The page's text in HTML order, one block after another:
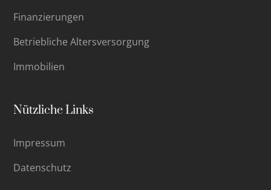
Finanzierungen
Betriebliche Altersversorgung
Immobilien
Nützliche Links
Impressum
Datenschutz